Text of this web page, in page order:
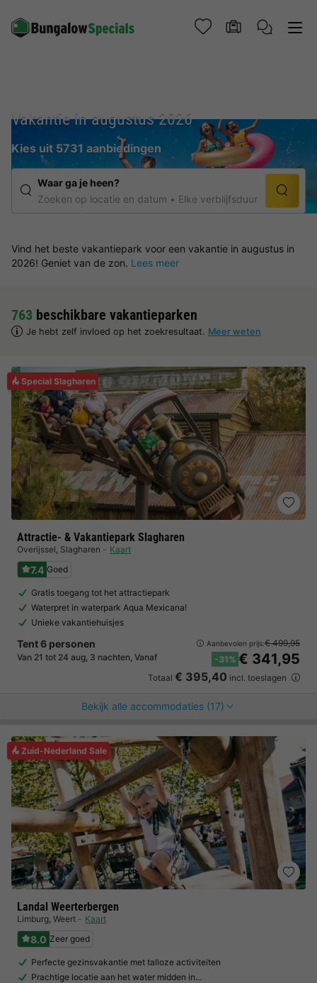
Vakantie in augustus 2026
Kies uit 5731 aanbiedingen
Waar ga je heen?
Zoeken op locatie en datum
Elke verblijfsduur
Vind het beste vakantiepark voor een vakantie in augustus in
2026! Geniet van de zon. Lees meer
763 beschikbare vakantieparken
Je hebt zelf invloed op het zoekresultaat. Meer weten
Special Slagharen
Attractie- & Vakantiepark Slagharen
Overijssel, Slagharen Kaart
7.4 Goed
Gratis toegang tot het attractiepark
Waterpret in waterpark Aqua Mexicana!
Unieke vakantiehuisjes
Tent 6 personen
Van 21 tot 24 aug, 3 nachten, Vanaf
Aanbevolen prijs:€ 499,95
-31% € 341,95
Totaal € 395,40 incl. toeslagen
Bekijk alle accommodaties (17)
Zuid-Nederland Sale
Landal Weerterbergen
Limburg, Weert Kaart
8.0 Zeer goed
Perfecte gezinsvakantie met talloze activiteiten
Prachtige locatie aan het water midden in…